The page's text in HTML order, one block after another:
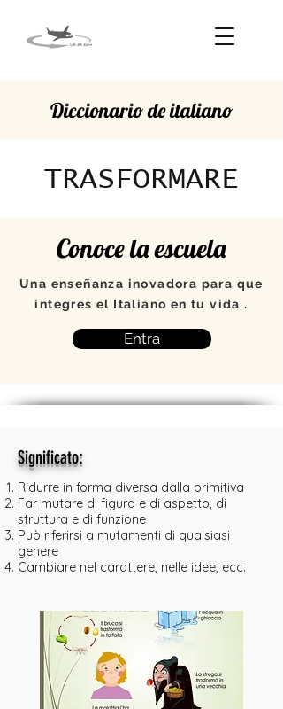
Diccionario de italiano
TRASFORMARE
Conoce la escuela
Una enseñanza inovadora para que
integres el Italiano en tu vida .
Entra
Significato:
Ridurre in forma diversa dalla primitiva
Far mutare di figura e di aspetto, di
struttura e di funzione
Può riferirsi a mutamenti di qualsiasi
genere
Cambiare nel carattere, nelle idee, ecc.